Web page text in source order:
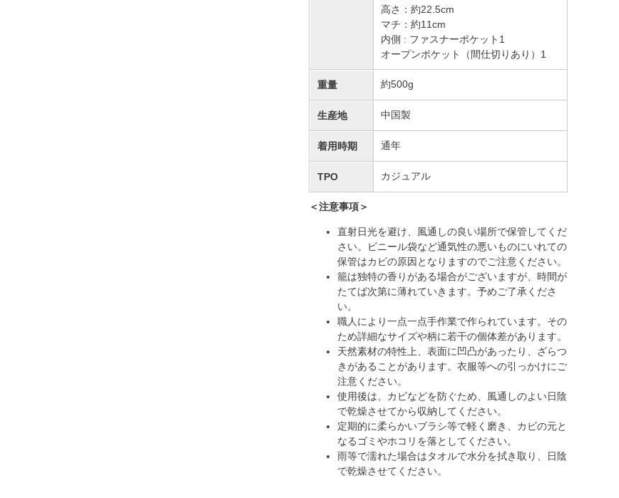
高さ：約22.5cm
マチ：約11cm
内側 : ファスナーポケット1
オープンポケット（間仕切りあり）1
重量 約500g
生産地 中国製
着用時期 通年
TPO カジュアル
＜注意事項＞
直射日光を避け、風通しの良い場所で保管してくだ
さい。ビニール袋など通気性の悪いものにいれての
保管はカビの原因となりますのでご注意ください。
籠は独特の香りがある場合がございますが、時間が
たてば次第に薄れていきます。予めご了承くださ
い。
職人により一点一点手作業で作られています。その
ため詳細なサイズや柄に若干の個体差があります。
天然素材の特性上、表面に凹凸があったり、ざらつ
きがあることがあります。衣服等への引っかけにご
注意ください。
使用後は、カビなどを防ぐため、風通しのよい日陰
で乾燥させてから収納してください。
定期的に柔らかいブラシ等で軽く磨き、カビの元と
なるゴミやホコリを落としてください。
雨等で濡れた場合はタオルで水分を拭き取り、日陰
で乾燥させてください。